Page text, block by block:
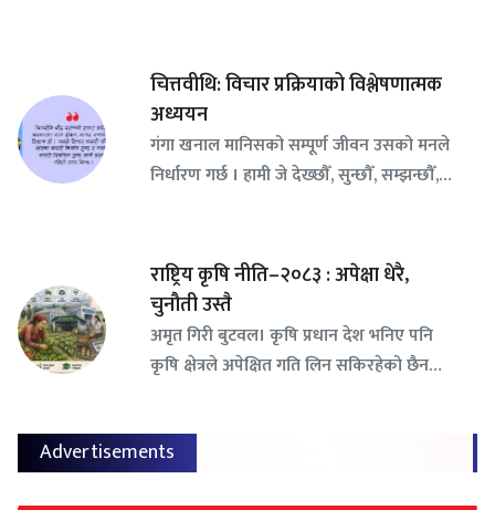
चित्तवीथि: विचार प्रक्रियाको विश्लेषणात्मक
अध्ययन
गंगा खनाल मानिसको सम्पूर्ण जीवन उसको मनले
निर्धारण गर्छ । हामी जे देख्छौँ, सुन्छौँ, सम्झन्छौँ,…
राष्ट्रिय कृषि नीति–२०८३ : अपेक्षा धेरै,
चुनौती उस्तै
अमृत गिरी बुटवल। कृषि प्रधान देश भनिए पनि
कृषि क्षेत्रले अपेक्षित गति लिन सकिरहेको छैन…
Advertisements